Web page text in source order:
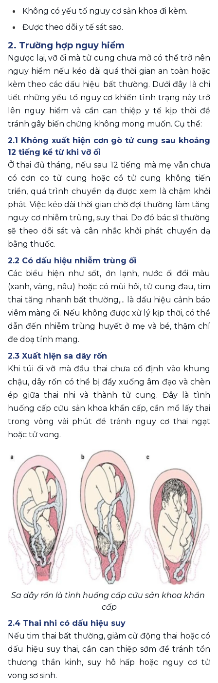
Không có yếu tố nguy cơ sản khoa đi kèm.
Được theo dõi y tế sát sao.
2. Trường hợp nguy hiểm
Ngược lại, vỡ ối mà tử cung chưa mở có thể trở nên
nguy hiểm nếu kéo dài quá thời gian an toàn hoặc
kèm theo các dấu hiệu bất thường. Dưới đây là chi
tiết những yếu tố nguy cơ khiến tình trạng này trở
lên nguy hiểm và cần can thiệp y tế kịp thời để
tránh gây biến chứng không mong muốn. Cụ thể:
2.1 Không xuất hiện cơn gò tử cung sau khoảng
12 tiếng kể từ khi vỡ ối
Ở thai đủ tháng, nếu sau 12 tiếng mà mẹ vẫn chưa
có cơn co tử cung hoặc cổ tử cung không tiến
triển, quá trình chuyển dạ được xem là chậm khởi
phát. Việc kéo dài thời gian chờ đợi thường làm tăng
nguy cơ nhiễm trùng, suy thai. Do đó bác sĩ thường
sẽ theo dõi sát và cân nhắc khởi phát chuyển dạ
bằng thuốc.
2.2 Có dấu hiệu nhiễm trùng ối
Các biểu hiện như sốt, ớn lạnh, nước ối đổi màu
(xanh, vàng, nâu) hoặc có mùi hôi, tử cung đau, tim
thai tăng nhanh bất thường,... là dấu hiệu cảnh báo
viêm màng ối. Nếu không được xử lý kịp thời, có thể
dẫn đến nhiễm trùng huyết ở mẹ và bé, thậm chí
đe doạ tính mạng.
2.3 Xuất hiện sa dây rốn
Khi túi ối vỡ mà đầu thai chưa cố định vào khung
chậu, dây rốn có thể bị đẩy xuống âm đạo và chèn
ép giữa thai nhi và thành tử cung. Đây là tình
huống cấp cứu sản khoa khẩn cấp, cần mổ lấy thai
trong vòng vài phút để tránh nguy cơ thai ngạt
hoặc tử vong.
Sa dây rốn là tình huống cấp cứu sản khoa khẩn
cấp
2.4 Thai nhi có dấu hiệu suy
Nếu tim thai bất thường, giảm cử động thai hoặc có
dấu hiệu suy thai, cần can thiệp sớm để tránh tổn
thương thần kinh, suy hô hấp hoặc nguy cơ tử
vong sơ sinh.